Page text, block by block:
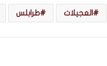
العجيلات طرابلس